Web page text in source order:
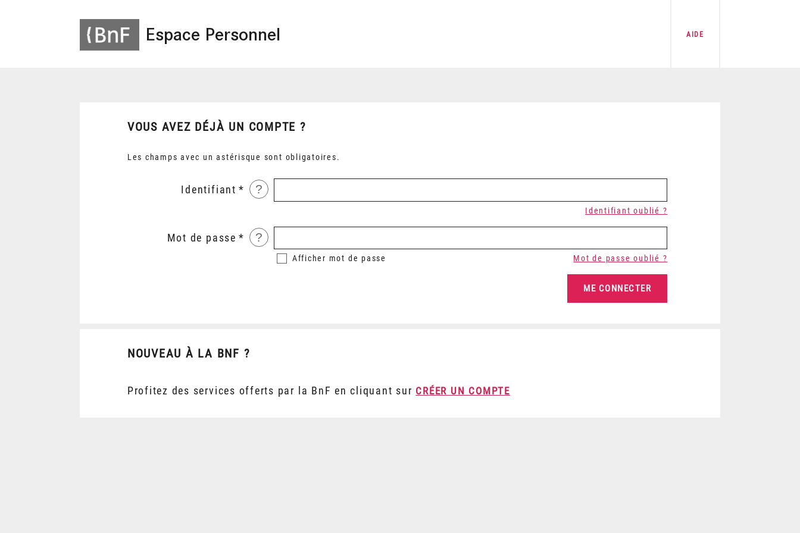
Espace Personnel AIDE
VOUS AVEZ DÉJÀ UN COMPTE ?
Les champs avec un astérisque sont obligatoires.
Identifiant ?
Identifiant oublié ?
Mot de passe ?
Afficher mot de passe Mot de passe oublié ?
NOUVEAU À LA BNF ?
Profitez des services offerts par la BnF en cliquant sur CRÉER UN COMPTE